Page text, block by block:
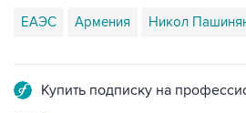
ЕАЭС Армения Никол
Купить подписку на